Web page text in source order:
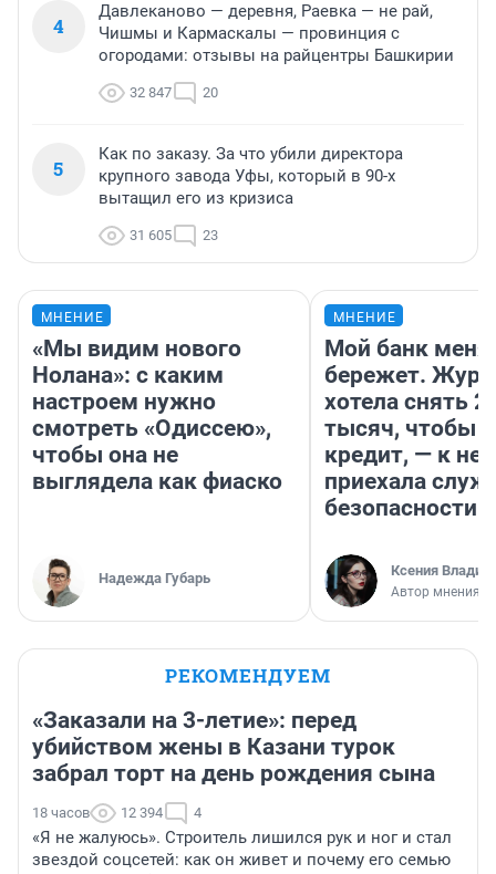
4
Давлеканово — деревня, Раевка — не рай,
Чишмы и Кармаскалы — провинция с
огородами: отзывы на райцентры Башкирии
32 847 20
5
Как по заказу. За что убили директора
крупного завода Уфы, который в 90-х
вытащил его из кризиса
31 605 23
МНЕНИЕ
«Мы видим нового
Нолана»: с каким
настроем нужно
смотреть «Одиссею»,
чтобы она не
выглядела как фиаско
Надежда Губарь
МНЕНИЕ
Мой банк меня
бережет.
хотела снять
тысяч, чтобы
кредит, — к
приехала
безопасности
Ксения
Автор мнения
РЕКОМЕНДУЕМ
«Заказали на 3-летие»: перед
убийством жены в Казани турок
забрал торт на день рождения сына
18 часов 12 394 4
«Я не жалуюсь». Строитель лишился рук и ног и стал
звездой соцсетей: как он живет и почему его семью